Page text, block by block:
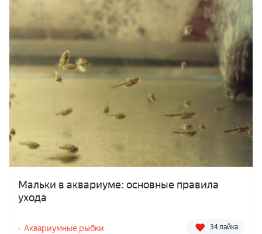
Мальки в аквариуме: основные правила
ухода
Аквариумные рыбки 34 лайка